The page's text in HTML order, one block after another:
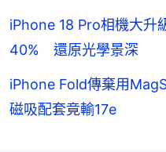
iPhone 18 Pro相機大升
40% 還原光學景深
iPhone Fold傳棄用
磁吸配套竟輸17e